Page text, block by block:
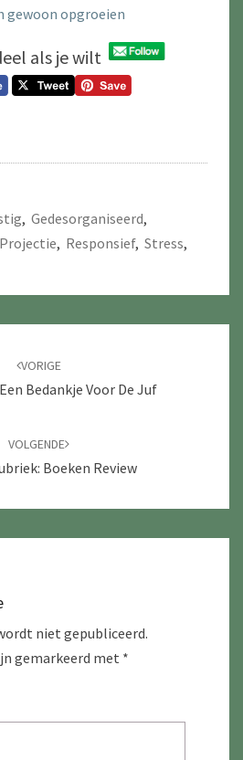
gewoon opgroeien
als je wilt
, Gedesorganiseerd,
Projectie, Responsief, Stress,
VORIGE
Bedankje Voor De Juf
VOLGENDE
Boeken Review
niet gepubliceerd.
gemarkeerd met *